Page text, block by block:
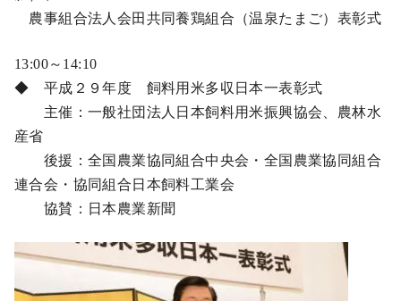
農事組合法人会田共同養鶏組合（温泉たまご）表彰式
13:00～14:10
◆ 平成２９年度 飼料用米多収日本一表彰式
主催：一般社団法人日本飼料用米振興協会、農林水
産省
後援：全国農業協同組合中央会・全国農業協同組合
連合会・協同組合日本飼料工業会
協賛：日本農業新聞